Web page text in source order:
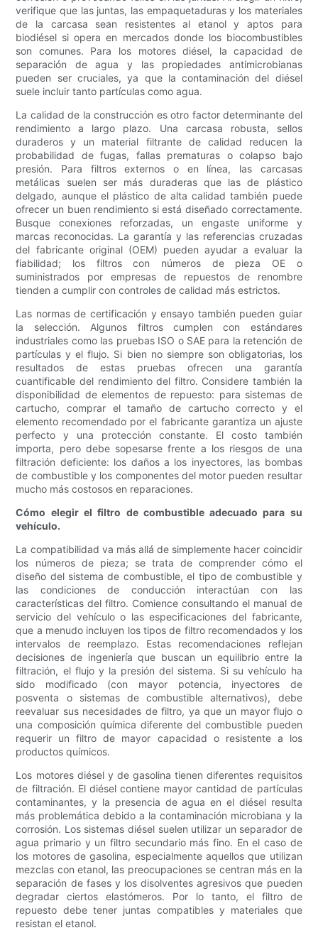
verifique que las juntas, las empaquetaduras y los materiales
de la carcasa sean resistentes al etanol y aptos para
biodiésel si opera en mercados donde los biocombustibles
son comunes. Para los motores diésel, la capacidad de
separación de agua y las propiedades antimicrobianas
pueden ser cruciales, ya que la contaminación del diésel
suele incluir tanto partículas como agua.
La calidad de la construcción es otro factor determinante del
rendimiento a largo plazo. Una carcasa robusta, sellos
duraderos y un material filtrante de calidad reducen la
probabilidad de fugas, fallas prematuras o colapso bajo
presión. Para filtros externos o en línea, las carcasas
metálicas suelen ser más duraderas que las de plástico
delgado, aunque el plástico de alta calidad también puede
ofrecer un buen rendimiento si está diseñado correctamente.
Busque conexiones reforzadas, un engaste uniforme y
marcas reconocidas. La garantía y las referencias cruzadas
del fabricante original (OEM) pueden ayudar a evaluar la
fiabilidad; los filtros con números de pieza OE o
suministrados por empresas de repuestos de renombre
tienden a cumplir con controles de calidad más estrictos.
Las normas de certificación y ensayo también pueden guiar
la selección. Algunos filtros cumplen con estándares
industriales como las pruebas ISO o SAE para la retención de
partículas y el flujo. Si bien no siempre son obligatorias, los
resultados de estas pruebas ofrecen una garantía
cuantificable del rendimiento del filtro. Considere también la
disponibilidad de elementos de repuesto: para sistemas de
cartucho, comprar el tamaño de cartucho correcto y el
elemento recomendado por el fabricante garantiza un ajuste
perfecto y una protección constante. El costo también
importa, pero debe sopesarse frente a los riesgos de una
filtración deficiente: los daños a los inyectores, las bombas
de combustible y los componentes del motor pueden resultar
mucho más costosos en reparaciones.
Cómo elegir el filtro de combustible adecuado para su
vehículo.
La compatibilidad va más allá de simplemente hacer coincidir
los números de pieza; se trata de comprender cómo el
diseño del sistema de combustible, el tipo de combustible y
las condiciones de conducción interactúan con las
características del filtro. Comience consultando el manual de
servicio del vehículo o las especificaciones del fabricante,
que a menudo incluyen los tipos de filtro recomendados y los
intervalos de reemplazo. Estas recomendaciones reflejan
decisiones de ingeniería que buscan un equilibrio entre la
filtración, el flujo y la presión del sistema. Si su vehículo ha
sido modificado (con mayor potencia, inyectores de
posventa o sistemas de combustible alternativos), debe
reevaluar sus necesidades de filtro, ya que un mayor flujo o
una composición química diferente del combustible pueden
requerir un filtro de mayor capacidad o resistente a los
productos químicos.
Los motores diésel y de gasolina tienen diferentes requisitos
de filtración. El diésel contiene mayor cantidad de partículas
contaminantes, y la presencia de agua en el diésel resulta
más problemática debido a la contaminación microbiana y la
corrosión. Los sistemas diésel suelen utilizar un separador de
agua primario y un filtro secundario más fino. En el caso de
los motores de gasolina, especialmente aquellos que utilizan
mezclas con etanol, las preocupaciones se centran más en la
separación de fases y los disolventes agresivos que pueden
degradar ciertos elastómeros. Por lo tanto, el filtro de
repuesto debe tener juntas compatibles y materiales que
resistan el etanol.